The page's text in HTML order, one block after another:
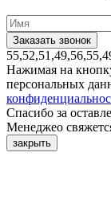
Нажимая на
персональных
Спасибо за
Менеджео
закрыть